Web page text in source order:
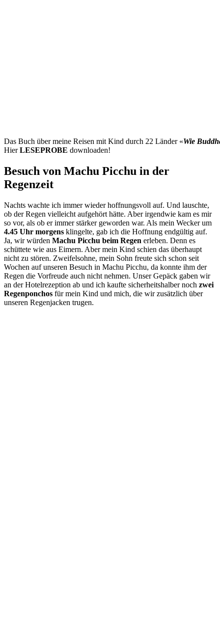
Das Buch über meine Reisen mit Kind durch 22 Länder «Wie
HierLESEPROBE downloaden!
Besuch von Machu Picchu in der
Regenzeit
Nachts wachte ich immer wieder hoffnungsvoll auf. Und lauschte,
ob der Regen vielleicht aufgehört hätte. Aber irgendwie kam es mir
so vor, als ob er immer stärker geworden war. Als mein Wecker um
4.45 Uhr morgens klingelte, gab ich die Hoffnung endgültig auf.
Ja, wir würden Machu Picchu beim Regen erleben. Denn es
schüttete wie aus Eimern. Aber mein Kind schien das überhaupt
nicht zu stören. Zweifelsohne, mein Sohn freute sich schon seit
Wochen auf unseren Besuch in Machu Picchu, da konnte ihm der
Regen die Vorfreude auch nicht nehmen. Unser Gepäck gaben wir
an der Hotelrezeption ab und ich kaufte sicherheitshalber noch zwei
Regenponchos für mein Kind und mich, die wir zusätzlich über
unseren Regenjacken trugen.